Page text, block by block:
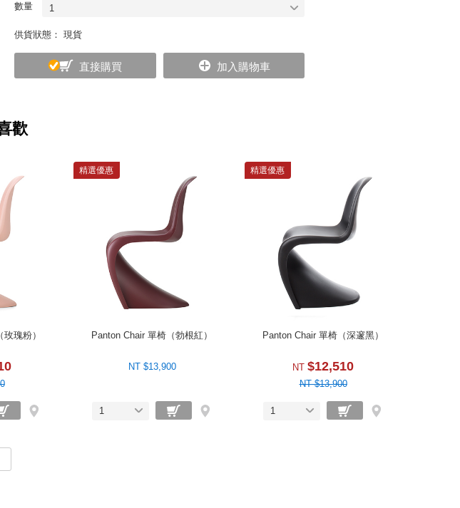
數量 1
供貨狀態： 現貨
直接購買 加入購物車
歡
瑰粉）
精選優惠
Panton Chair 單椅（勃根紅）
NT $13,900
1
精選優惠
Panton Chair 單椅（深邃黑）
NT $12,510
NT $13,900
1